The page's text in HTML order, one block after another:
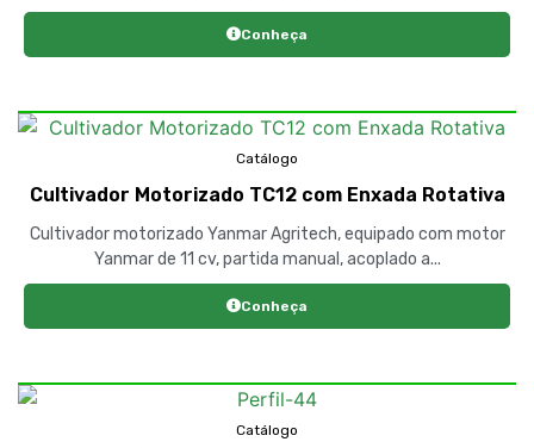
Conheça
Catálogo
Cultivador Motorizado TC12 com Enxada Rotativa
Cultivador motorizado Yanmar Agritech, equipado com motor
Yanmar de 11 cv, partida manual, acoplado a...
Conheça
Catálogo